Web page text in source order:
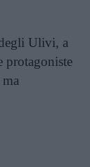
Ulivi, a
protagoniste